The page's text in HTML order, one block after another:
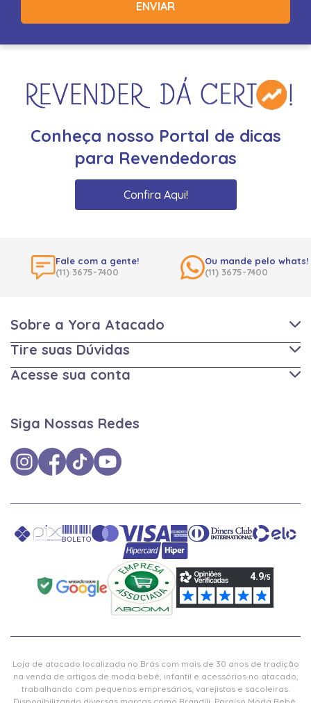
ENVIAR
Conheça nosso Portal de dicas
para Revendedoras
Confira Aqui!
Fale com a gente!
(11) 3675-7400
Ou mande pelo whats!
(11) 3675-7400
Sobre a Yora Atacado
Tire suas Dúvidas
Acesse sua conta
Siga Nossas Redes
Loja de atacado localizada no Brás com mais de 30 anos de tradição
na venda de artigos de moda bebê, infantil e acessórios no atacado,
trabalhando com pequenos empresários, varejistas e sacoleiras.